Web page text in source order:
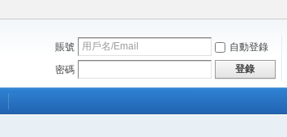
賬號 自動登錄
密碼
登錄